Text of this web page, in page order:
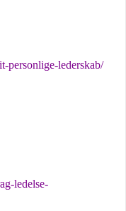
personlige-lederskab/
ledelse-